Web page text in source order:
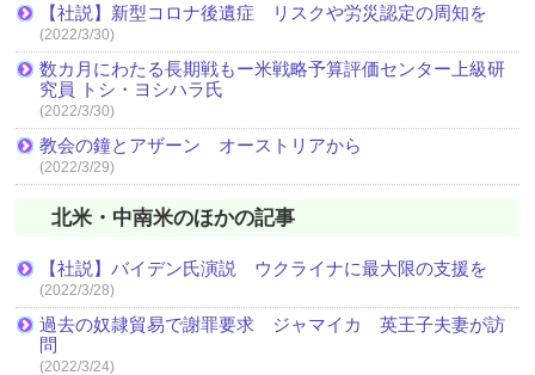
【社説】新型コロナ後遺症 リスクや労災認定の周知を
(2022/3/30)
数カ月にわたる長期戦もー米戦略予算評価センター上級研
究員 トシ・ヨシハラ氏
(2022/3/30)
教会の鐘とアザーン オーストリアから
(2022/3/29)
北米・中南米のほかの記事
【社説】バイデン氏演説 ウクライナに最大限の支援を
(2022/3/28)
過去の奴隷貿易で謝罪要求 ジャマイカ 英王子夫妻が訪
問
(2022/3/24)